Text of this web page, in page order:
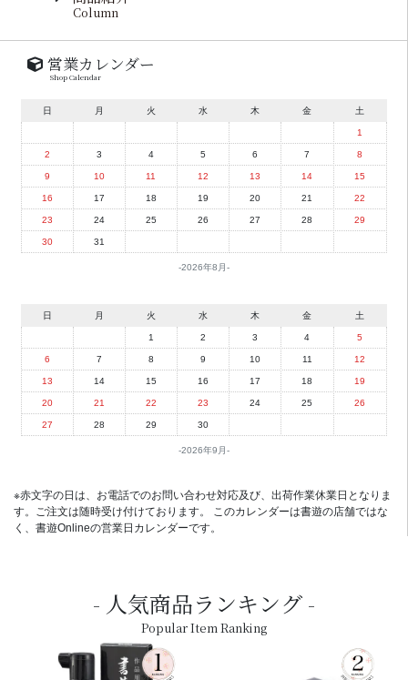
Column
営業カレンダー
Shop Calendar
2026年8月
日 月 火 水 木 金 土
1
2 3 4 5 6 7 8
9 10 11 12 13 14 15
16 17 18 19 20 21 22
23 24 25 26 27 28 29
30 31
2026年9月
日 月 火 水 木 金 土
1 2 3 4 5
6 7 8 9 10 11 12
13 14 15 16 17 18 19
20 21 22 23 24 25 26
27 28 29 30
※赤文字の日は、お電話でのお問い合わせ対応及び、出荷作業休業日となりま
す。ご注文は随時受け付けております。 このカレンダーは書遊の店舗ではな
く、書遊Onlineの営業日カレンダーです。
人気商品ランキング
Popular Item Ranking